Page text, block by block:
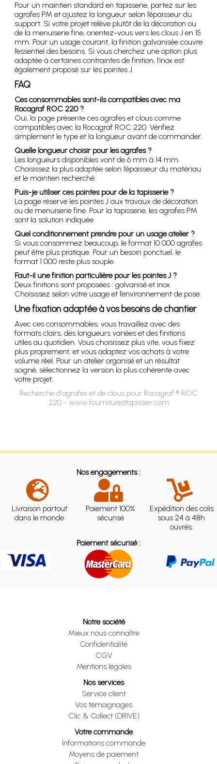
Pour un maintien standard en tapisserie, partez sur les
agrafes PM et ajustez la longueur selon l’épaisseur du
support. Si votre projet relève plutôt de la décoration ou
de la menuiserie fine, orientez-vous vers les clous J en 15
mm. Pour un usage courant, la finition galvanisée couvre
l’essentiel des besoins. Si vous cherchez une option plus
adaptée à certaines contraintes de finition, l’inox est
également proposé sur les pointes J.
FAQ
Ces consommables sont-ils compatibles avec ma
Rocagraf ROC 220 ?
Oui, la page présente ces agrafes et clous comme
compatibles avec la Rocagraf ROC 220. Vérifiez
simplement le type et la longueur avant de commander.
Quelle longueur choisir pour les agrafes ?
Les longueurs disponibles vont de 6 mm à 14 mm.
Choisissez la plus adaptée selon l’épaisseur du matériau
et le maintien recherché.
Puis-je utiliser ces pointes pour de la tapisserie ?
La page réserve les pointes J aux travaux de décoration
ou de menuiserie fine. Pour la tapisserie, les agrafes PM
sont la solution indiquée.
Quel conditionnement prendre pour un usage atelier ?
Si vous consommez beaucoup, le format 10 000 agrafes
peut être plus pratique. Pour un besoin ponctuel, le
format 1 000 reste plus souple.
Faut-il une finition particulière pour les pointes J ?
Deux finitions sont proposées : galvanisé et inox.
Choisissez selon votre usage et l’environnement de pose.
Une fixation adaptée à vos besoins de chantier
Avec ces consommables, vous travaillez avec des
formats clairs, des longueurs variées et des finitions
utiles au quotidien. Vous choisissez plus vite, vous fixez
plus proprement, et vous adaptez vos achats à votre
volume réel. Pour un atelier organisé et un résultat
soigné, sélectionnez la version la plus cohérente avec
votre projet.
Recherche d'agrafes et de clous pour Rocagraf ® ROC
220 - www.fourniturestapissier.com
Nos engagements :
Livraison partout
dans le monde
Paiement 100%
sécurisé
Expédition des colis
sous 24 à 48h
ouvrés.
Paiement sécurisé :
Notre société
Mieux nous connaître
Confidentialité
CGV
Mentions légales
Nos services
Service client
Vos témoignages
Clic & Collect (DRIVE)
Votre commande
Informations commande
Moyens de paiement